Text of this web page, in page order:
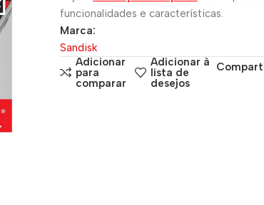
funcionalidades e características.
Marca:
Sandisk
Adicionar
para
comparar
Adicionar à
lista de
desejos